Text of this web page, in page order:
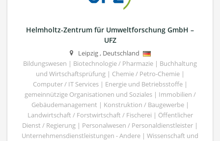
Helmholtz-Zentrum für Umweltforschung GmbH –
UFZ
Leipzig, Deutschland
Bildungswesen | Biotechnologie / Pharmazie | Buchhaltung
und Wirtschaftsprüfung | Chemie / Petro-Chemie |
Computer / IT Services | Energie und Betriebsstoffe |
gemeinnützige Organisationen und Soziales | Immobilien /
Gebäudemanagement | Konstruktion / Baugewerbe |
Landwirtschaft / Forstwirtschaft / Fischerei | Öffentlicher
Dienst / Regierung | Personalwesen / Personaldienstleister |
Unternehmensdienstleistungen - Andere | Wissenschaft und